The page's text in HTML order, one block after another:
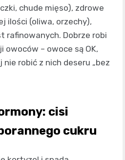
chude mięso), zdrowe
ilości (oliwa, orzechy),
rafinowanych. Dobrze robi
owoców – owoce są OK,
robić z nich deseru „bez
cisi
cukru